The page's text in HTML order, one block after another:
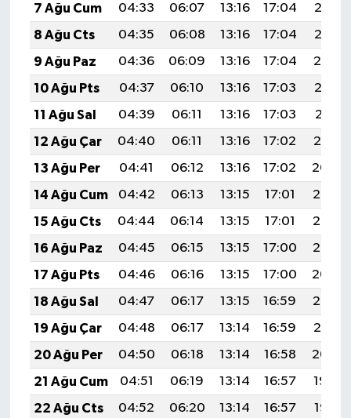
7 Ağu Cum
04:33 06:07 13:16 17:04
20:16
8 Ağu Cts
04:35 06:08 13:16 17:04
20:15
9 Ağu Paz
04:36 06:09 13:16 17:04
20:14
10 Ağu Pts
04:37 06:10 13:16 17:03
20:13
11 Ağu Sal
04:39 06:11 13:16 17:03
20:11
12 Ağu Çar
04:40 06:11 13:16 17:02
20:10
13 Ağu Per
04:41 06:12 13:16 17:02
20:09
14 Ağu Cum
04:42 06:13 13:15 17:01
20:08
15 Ağu Cts
04:44 06:14 13:15 17:01
20:06
16 Ağu Paz
04:45 06:15 13:15 17:00
20:05
17 Ağu Pts
04:46 06:16 13:15 17:00
20:04
18 Ağu Sal
04:47 06:17 13:15 16:59
20:03
19 Ağu Çar
04:48 06:17 13:14 16:59
20:01
20 Ağu Per
04:50 06:18 13:14 16:58
20:00
21 Ağu Cum
04:51 06:19 13:14 16:57
19:59
22 Ağu Cts
04:52 06:20 13:14 16:57
19:57